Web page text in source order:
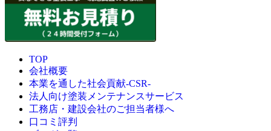
TOP
会社概要
本業を通した社会貢献-CSR-
法人向け塗装メンテナンスサービス
工務店・建設会社のご担当者様へ
口コミ評判